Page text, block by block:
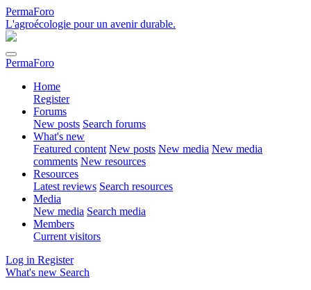
PermaForo
L'agroécologie pour un avenir durable.
PermaForo
Home
Register
Forums
New posts Search forums
What's new
Featured content New posts New media New media
comments New resources
Resources
Latest reviews Search resources
Media
New media Search media
Members
Current visitors
Log in Register
What's new Search